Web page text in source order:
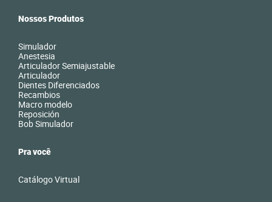
Nossos Produtos
Simulador
Anestesia
Articulador Semiajustable
Articulador
Dientes Diferenciados
Recambios
Macro modelo
Reposición
Bob Simulador
Pra você
Catálogo Virtual